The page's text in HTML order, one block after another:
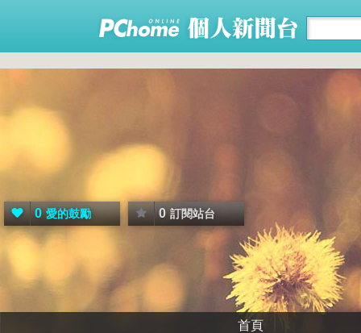
0 愛的鼓勵 0 訂閱站台
首頁